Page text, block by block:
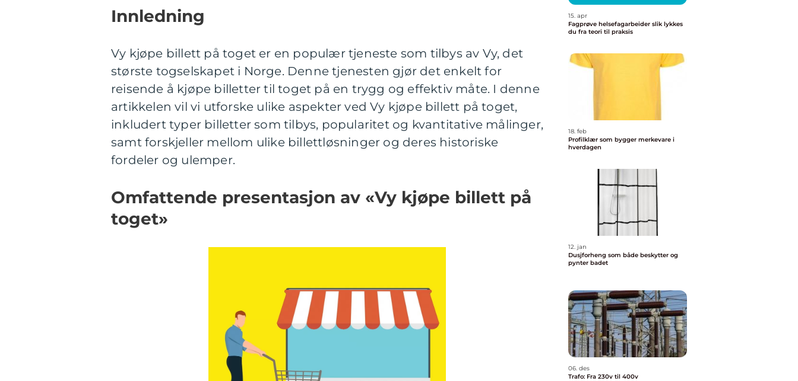
Innledning
Vy kjøpe billett på toget er en populær tjeneste som tilbys av Vy, det
største togselskapet i Norge. Denne tjenesten gjør det enkelt for
reisende å kjøpe billetter til toget på en trygg og effektiv måte. I denne
artikkelen vil vi utforske ulike aspekter ved Vy kjøpe billett på toget,
inkludert typer billetter som tilbys, popularitet og kvantitative målinger,
samt forskjeller mellom ulike billettløsninger og deres historiske
fordeler og ulemper.
Omfattende presentasjon av «Vy kjøpe billett på
toget»
15. apr
Fagprøve helsefagarbeider slik lykkes
du fra teori til praksis
18. feb
Profilklær som bygger merkevare i
hverdagen
12. jan
Dusjforheng som både beskytter og
pynter badet
06. des
Trafo: Fra 230v til 400v